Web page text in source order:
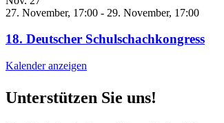
27. November, 17:00 - 29. November, 17:00
18. Deutscher Schulschachkongress
Kalender anzeigen
Unterstützen Sie uns!